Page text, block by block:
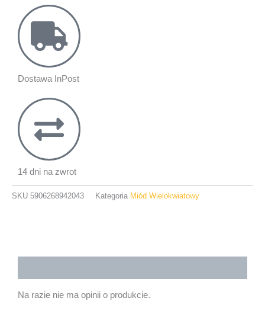
Dostawa InPost
14 dni na zwrot
SKU 5906268942043 Kategoria Miód Wielokwiatowy
Na razie nie ma opinii o produkcie.